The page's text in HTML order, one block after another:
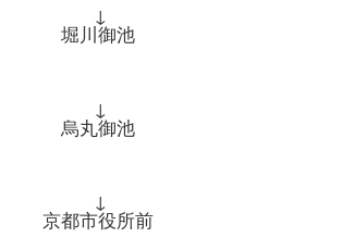
↓
堀川御池
↓
烏丸御池
↓
京都市役所前